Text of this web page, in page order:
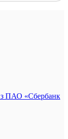
ПАО «Сбербанк